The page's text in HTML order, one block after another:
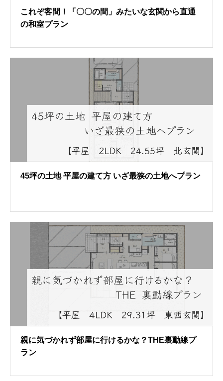
これぞ客間！「〇〇の間」みたいな玄関から直通
の和室プラン
45坪の土地 平屋の建て方 いざ最狭の土地へプラン
親に気づかれず部屋に行けるかな？THE裏動線プ
ラン